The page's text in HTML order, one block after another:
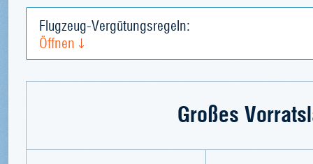
Flugzeug-Vergütungsregeln:
Öffnen
Großes